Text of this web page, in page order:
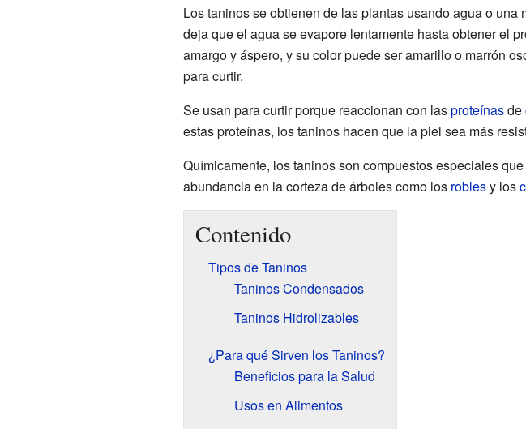
Los taninos se obtienen de las plantas usando agua o
deja que el agua se evapore lentamente hasta obtener el
amargo y áspero, y su color puede ser amarillo o marrón
para curtir.
Se usan para curtir porque reaccionan con lasproteínasde
estas proteínas, los taninos hacen que la piel sea más
Químicamente, los taninos son compuestos especiales
abundancia en la corteza de árboles como los roblesy los
Contenido
Tipos de Taninos
Taninos Condensados
Taninos Hidrolizables
¿Para qué Sirven los Taninos?
Beneficios para la Salud
Usos en Alimentos